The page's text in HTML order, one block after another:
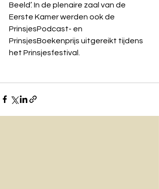
Beeld’. In de plenaire zaal van de
Eerste Kamer werden ook de
PrinsjesPodcast- en
PrinsjesBoekenprijs uitgereikt tijdens
het Prinsjesfestival.